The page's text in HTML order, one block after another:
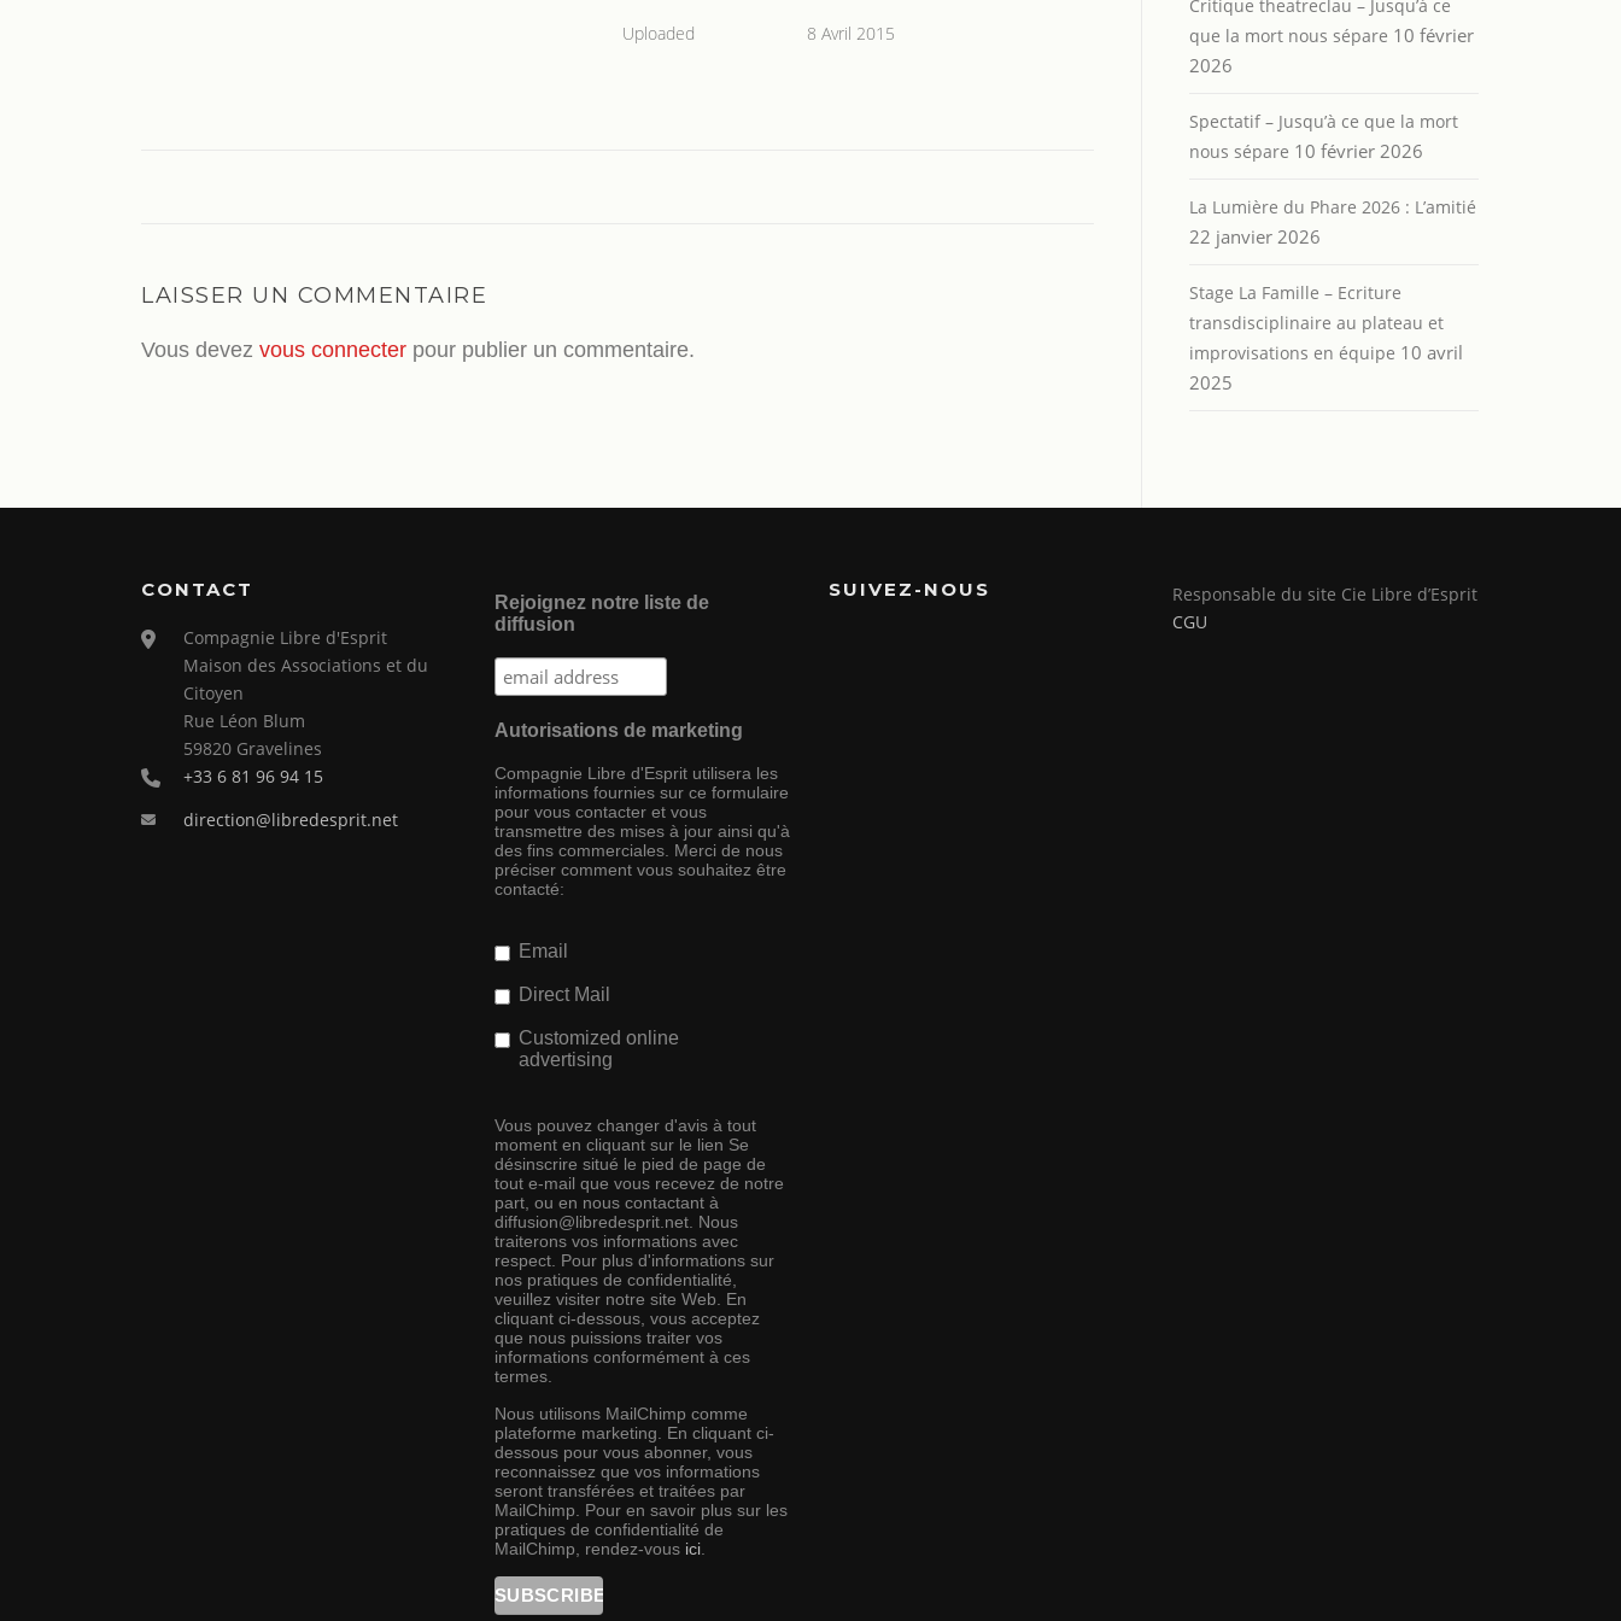
Uploaded 8 Avril 2015
LAISSER UN COMMENTAIRE
Vous devez vous connecter pour publier un commentaire.
Critique theatreclau – Jusqu’à ce
que la mort nous sépare 10 février
2026
Spectatif – Jusqu’à ce que la mort
nous sépare 10 février 2026
La Lumière du Phare 2026 : L’amitié
22 janvier 2026
Stage La Famille – Ecriture
transdisciplinaire au plateau et
improvisations en équipe 10 avril
2025
CONTACT
Compagnie Libre d'Esprit
Maison des Associations et du
Citoyen
Rue Léon Blum
59820 Gravelines
+33 6 81 96 94 15
direction@libredesprit.net
Rejoignez notre liste de
diffusion
Autorisations de marketing
Compagnie Libre d'Esprit utilisera les
informations fournies sur ce formulaire
pour vous contacter et vous
transmettre des mises à jour ainsi qu'à
des fins commerciales. Merci de nous
préciser comment vous souhaitez être
contacté:
Email
Direct Mail
Customized online
advertising
Vous pouvez changer d'avis à tout
moment en cliquant sur le lien Se
désinscrire situé le pied de page de
tout e-mail que vous recevez de notre
part, ou en nous contactant à
diffusion@libredesprit.net. Nous
traiterons vos informations avec
respect. Pour plus d'informations sur
nos pratiques de confidentialité,
veuillez visiter notre site Web. En
cliquant ci-dessous, vous acceptez
que nous puissions traiter vos
informations conformément à ces
termes.
Nous utilisons MailChimp comme
plateforme marketing. En cliquant ci-
dessous pour vous abonner, vous
reconnaissez que vos informations
seront transférées et traitées par
MailChimp. Pour en savoir plus sur les
pratiques de confidentialité de
MailChimp, rendez-vous ici.
SUIVEZ-NOUS
Responsable du site Cie Libre d’Esprit
CGU